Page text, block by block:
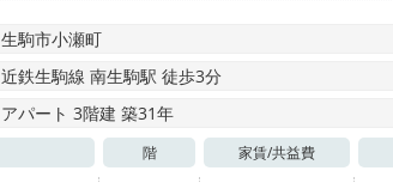
生駒市小瀬町
近鉄生駒線 南生駒駅 徒歩3分
アパート 3階建 築31年
階 家賃/共益費